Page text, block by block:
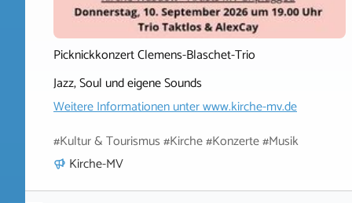
Picknickkonzert Clemens-Blaschet-Trio
Jazz, Soul und eigene Sounds
Weitere Informationen unterwww.kirche-mv.de
#Kultur & Tourismus #Kirche #Konzerte #Musik
Kirche-MV